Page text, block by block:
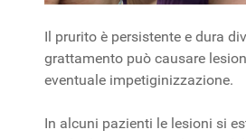
Il prurito è persistente e dura
grattamento può causare
eventuale impetiginizzazione.
In alcuni pazienti le lesioni si